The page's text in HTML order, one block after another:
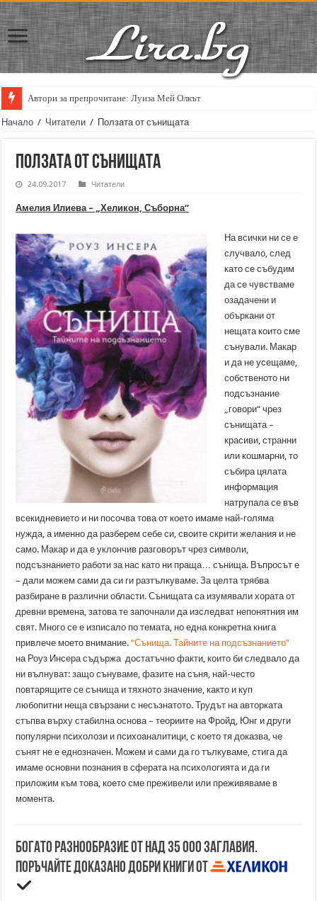
Автори за препрочитане: Луиза Мей Олкът
Начало / Читатели / Ползата от сънищата
Ползата от сънищата
24.09.2017 Читатели
Амелия Илиева – „Хеликон, Съборна“
На всички ни се е
случвало, след
като се събудим
да се чувстваме
озадачени и
объркани от
нещата които сме
сънували. Макар
и да не усещаме,
собственото ни
подсъзнание
„говори“ чрез
сънищата –
красиви, странни
или кошмарни, то
събира цялата
информация
натрупала се във
всекидневието и ни посочва това от което имаме най-голяма
нужда, а именно да разберем себе си, своите скрити желания и не
само. Макар и да е уклончив разговорът чрез символи,
подсъзнанието работи за нас като ни праща… сънища. Въпросът е
– дали можем сами да си ги разтълкуваме. За целта трябва
разбиране в различни области. Сънищата са изумявали хората от
древни времена, затова те започнали да изследват непонятния им
свят. Много се е изписало по темата, но една конкретна книга
привлече моето внимание.“Сънища. Тайните на подсъзнанието”
на Роуз Инсера съдържа достатъчно факти, които би следвало да
ни вълнуват: защо сънуваме, фазите на съня, най-често
повтарящите се сънища и тяхното значение, както и куп
любопитни неща свързани с несъзнатото. Трудът на авторката
стъпва върху стабилна основа – теориите на Фройд, Юнг и други
популярни психолози и психоаналитици, с което тя доказва, че
сънят не е еднозначен. Можем и сами да го тълкуваме, стига да
имаме основни познания в сферата на психологията и да ги
приложим към това, което сме преживели или преживяваме в
момента.
Богато разнообразие от над 35 000 заглавия.
Поръчайте доказано добри книги от